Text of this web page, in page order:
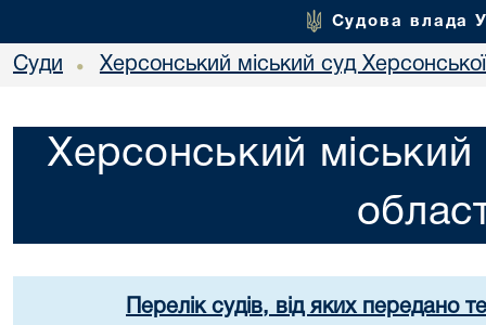
Судова влада
Суди • Херсонський міський суд Херсонської
Херсонський міський
Перелік судів, від яких передано